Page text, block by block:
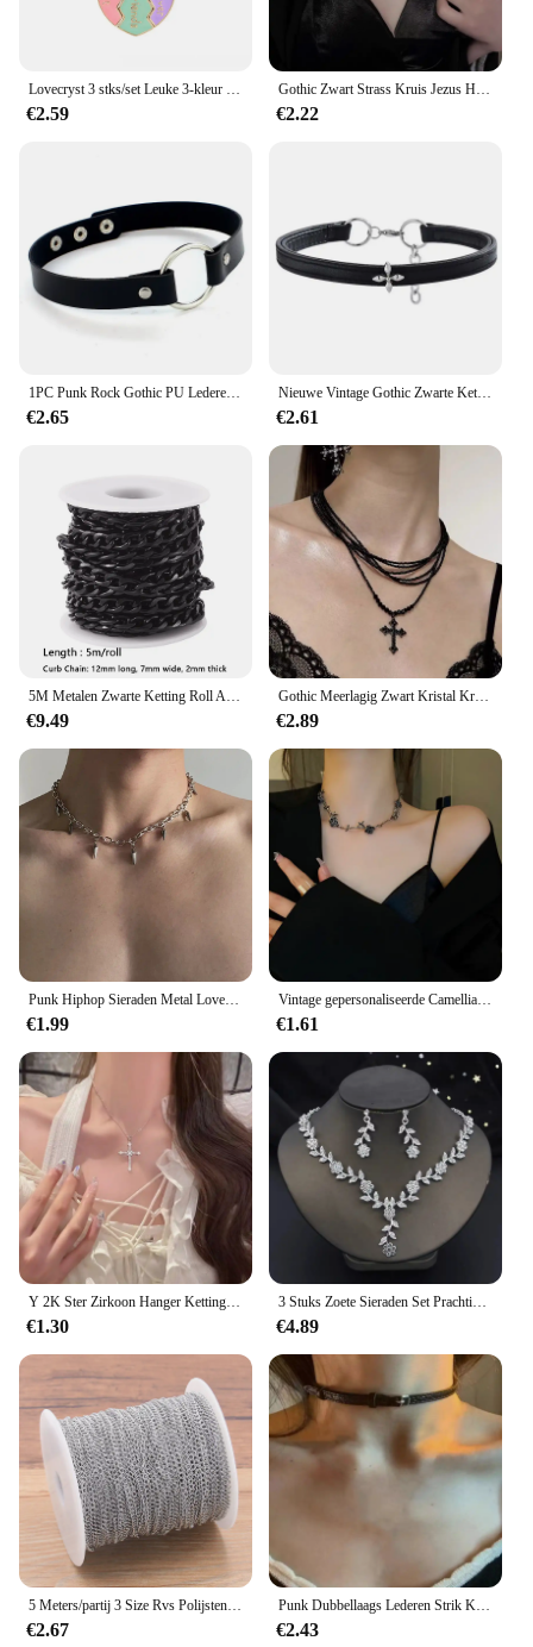
€2.59
Gothic Zwart Strass Kruis Jezus Hanger Choker Ketting voor Vrouwen Punk Vintage Dubbellaags Ketting Hals Sieraden Nieuw
€2.22
€2.65
Nieuwe Vintage Gothic Zwarte Ketting voor Vrouwen Mode Punk Lederen Choker Donkere Kraag Ketting Trendy Sieraden Cool Y2K Accessoires
€2.61
€9.49
Gothic Meerlagig Zwart Kristal Kruis Hanger Choker Ketting Voor Vrouwen Punk Vintage Kralen Ketting Hals Sieraden Accessoires Nieuw
€2.89
€1.99
Vintage gepersonaliseerde Camellia hanger ketting dames punk metaal zwart populair ontwerp ketting Y2K sieraden gothic cadeau
€1.61
Y 2K Ster Zirkoon Hanger Ketting Voor Vrouwen Luxe Lief Cool Meisje Punk Hart Sleutelbeen Ketting 2024 Nieuwe Mode Sieraden Feest Cadeau
€1.30
3 Stuks Zoete Sieraden Set Prachtige Strass Hanger Banket Feest Vrouwen Mode Romantische Kristallen Ketting Oorbel Accessoire Set
€4.89
5 Meters/partij 3 Size Rvs Polijsten Ketting Staart Kettingen Voor Diy Sieraden Bevindingen Maken Materialen Handgemaakte Supplies
€2.67
Punk Dubbellaags Lederen Strik Ketting Voor Vrouwen Spice Meisjes Chokers Decoratie Kraag Unieke Y 2K Gepersonaliseerde Mode Sieraden
€2.43